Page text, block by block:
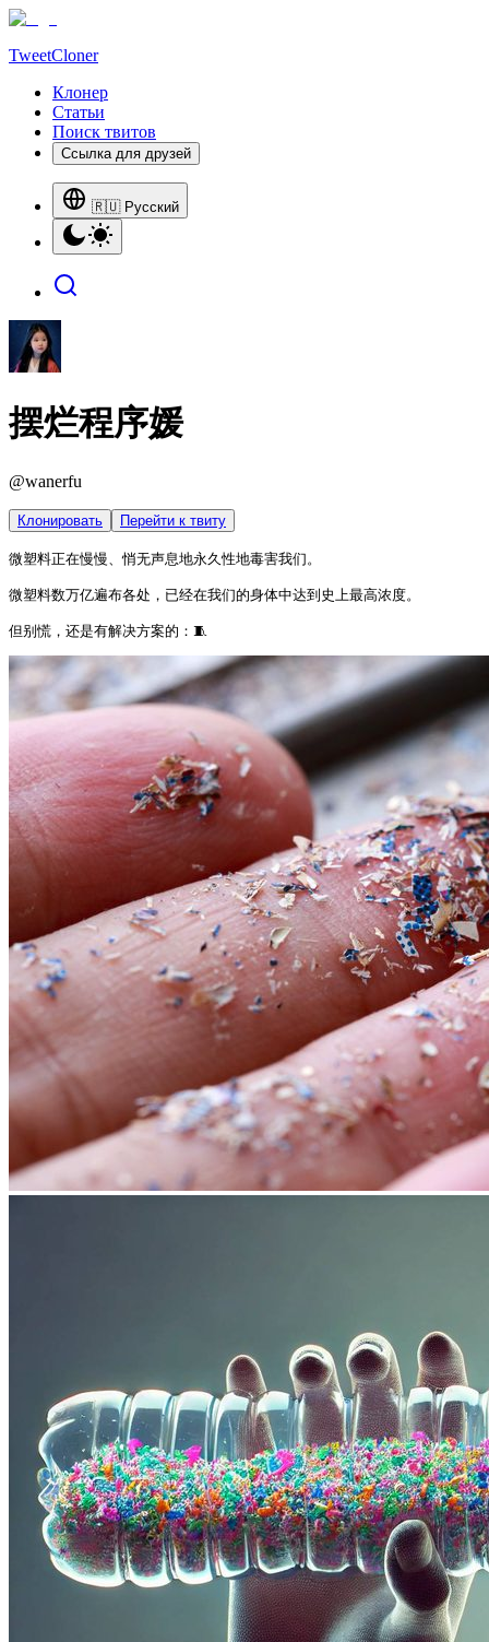
TweetCloner
Клонер
Статьи
Поиск твитов
Ссылка для друзей
🇷🇺 Русский
摆烂程序媛
@wanerfu
Клонировать Перейти к твиту
微塑料正在慢慢、悄无声息地永久性地毒害我们。
微塑料数万亿遍布各处，已经在我们的身体中达到史上最高浓度。
但别慌，还是有解决方案的：🧵